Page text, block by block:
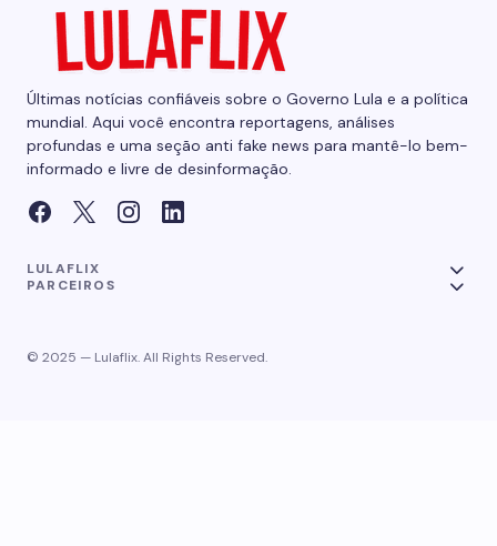
Últimas notícias confiáveis sobre o Governo Lula e a política
mundial. Aqui você encontra reportagens, análises
profundas e uma seção anti fake news para mantê-lo bem-
informado e livre de desinformação.
LULAFLIX
PARCEIROS
© 2025 — Lulaflix. All Rights Reserved.